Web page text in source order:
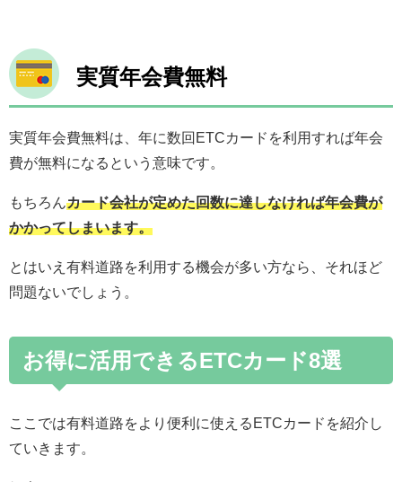
実質年会費無料
実質年会費無料は、年に数回ETCカードを利用すれば年会
費が無料になるという意味です。
もちろんカード会社が定めた回数に達しなければ年会費が
かかってしまいます。
とはいえ有料道路を利用する機会が多い方なら、それほど
問題ないでしょう。
お得に活用できるETCカード8選
ここでは有料道路をより便利に使えるETCカードを紹介し
ていきます。